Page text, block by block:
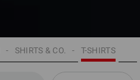
T-SHIRTS
SHIRTS & CO.